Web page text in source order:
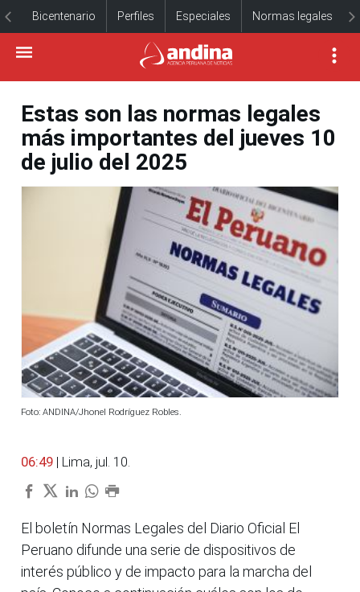
Bicentenario Perfiles Especiales Normas legales
Estas son las normas legales
más importantes del jueves 10
de julio del 2025
Foto: ANDINA/Jhonel Rodríguez Robles.
06:49 | Lima, jul. 10.
El boletín Normas Legales del Diario Oficial El
Peruano difunde una serie de dispositivos de
interés público y de impacto para la marcha del